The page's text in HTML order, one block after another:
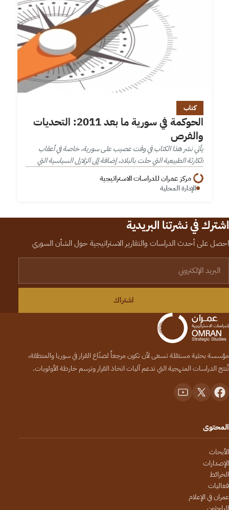
كتاب
الحوكمة في سورية ما بعد 2011: التحديات
والفرص
يأتي نشر هذا الكتاب في وقت عصيب على سورية، خاصة في أعقاب
الكارثة الطبيعية التي حلت بالبلاد، إضافة إلى الزلازل السياسية التي
شهدها الشعب السوري منذ بداية الثورة السورية عام…
مركز عمران للدراسات الاستراتيجية
الإدارة المحلية
اشترك في نشرتنا البريدية
احصل على أحدث الدراسات والتقارير الاستراتيجية حول الشأن السوري
اشتراك
مؤسسة بحثية مستقلة تسعى لأن تكون مرجعاً لصنّاع القرار في سوريا والمنطقة،
تُنتج الدراسات المنهجية التي تدعم آليات اتخاذ القرار وترسم خارطة الأولويات.
المحتوى
الأبحاث
الإصدارات
الخرائط
فعاليات
عمران في الإعلام